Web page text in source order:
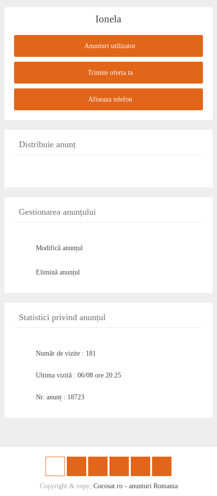
Ionela
Anunturi utilizator
Trimite oferta ta
Afiseaza telefon
Distribuie anunț
Gestionarea anunțului
Modifică anunțul
Elimină anunțul
Statistici privind anunțul
Număr de vizite : 181
Ultima vizită : 06/08 ore 20:25
Nr. anunț : 18723
Copyright & copy; Cocosat.ro - anunturi Romania